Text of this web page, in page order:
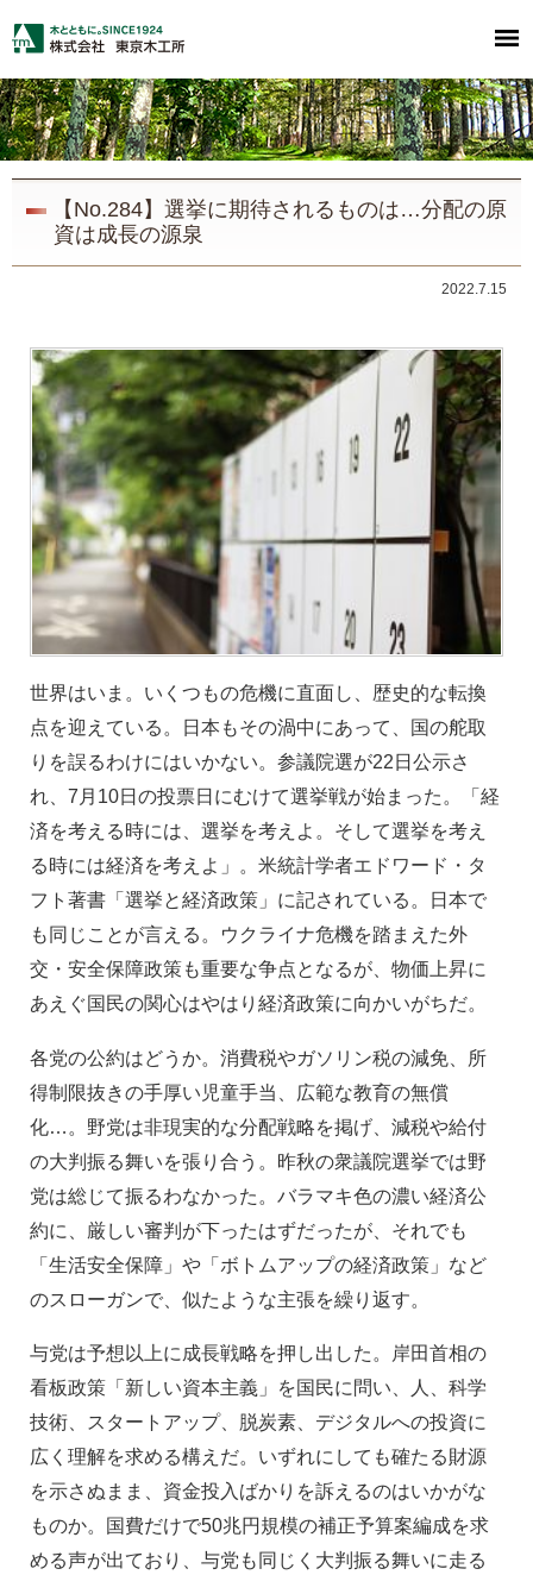
【No.284】選挙に期待されるものは…分配の原
資は成長の源泉
2022.7.15
世界はいま。いくつもの危機に直面し、歴史的な転換
点を迎えている。日本もその渦中にあって、国の舵取
りを誤るわけにはいかない。参議院選が22日公示さ
れ、7月10日の投票日にむけて選挙戦が始まった。「経
済を考える時には、選挙を考えよ。そして選挙を考え
る時には経済を考えよ」。米統計学者エドワード・タ
フト著書「選挙と経済政策」に記されている。日本で
も同じことが言える。ウクライナ危機を踏まえた外
交・安全保障政策も重要な争点となるが、物価上昇に
あえぐ国民の関心はやはり経済政策に向かいがちだ。
各党の公約はどうか。消費税やガソリン税の減免、所
得制限抜きの手厚い児童手当、広範な教育の無償
化…。野党は非現実的な分配戦略を掲げ、減税や給付
の大判振る舞いを張り合う。昨秋の衆議院選挙では野
党は総じて振るわなかった。バラマキ色の濃い経済公
約に、厳しい審判が下ったはずだったが、それでも
「生活安全保障」や「ボトムアップの経済政策」など
のスローガンで、似たような主張を繰り返す。
与党は予想以上に成長戦略を押し出した。岸田首相の
看板政策「新しい資本主義」を国民に問い、人、科学
技術、スタートアップ、脱炭素、デジタルへの投資に
広く理解を求める構えだ。いずれにしても確たる財源
を示さぬまま、資金投入ばかりを訴えるのはいかがな
ものか。国費だけで50兆円規模の補正予算案編成を求
める声が出ており、与党も同じく大判振る舞いに走る